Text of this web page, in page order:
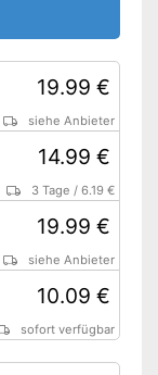
19.99 €
siehe Anbieter
14.99 €
3 Tage /6.19 €
19.99 €
siehe Anbieter
10.09 €
sofort verfügbar